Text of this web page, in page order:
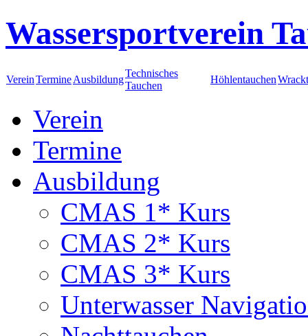
Wassersportverein
VereinTermineAusbildung
Technisches
Tauchen
Höhlentauchen
Verein
Termine
Ausbildung
CMAS 1* Kurs
CMAS 2* Kurs
CMAS 3* Kurs
Unterwasser